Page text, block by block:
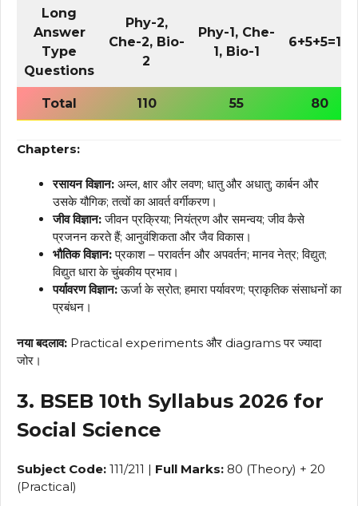
Long
Answer
Type
Questions
Phy-2,
Che-2, Bio-
2
Phy-1, Che-
1, Bio-1
6+5+5=16
Total 110 55 80
Chapters:
रसायन विज्ञान: अम्ल, क्षार और लवण; धातु और अधातु; कार्बन और
उसके यौगिक; तत्वों का आवर्त वर्गीकरण।
जीव विज्ञान:जीवन प्रक्रिया; नियंत्रण और समन्वय; जीव कैसे
प्रजनन करते हैं; आनुवंशिकता और जैव विकास।
भौतिक विज्ञान:प्रकाश – परावर्तन और अपवर्तन; मानव नेत्र; विद्युत;
विद्युत धारा के चुंबकीय प्रभाव।
पर्यावरण विज्ञान:ऊर्जा के स्रोत; हमारा पर्यावरण; प्राकृतिक संसाधनों का
प्रबंधन।
नया बदलाव: Practical experiments और diagrams पर ज्यादा
जोर।
3. BSEB 10th Syllabus 2026 for
Social Science
Subject Code: 111/211 | Full Marks: 80 (Theory) + 20
(Practical)